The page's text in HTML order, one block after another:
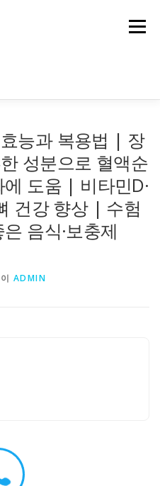
메뉴
능과 복용법 | 장
성분으로 혈액순
도움 | 비타민D·
건강 향상 | 수험
음식·보충제
ADMIN